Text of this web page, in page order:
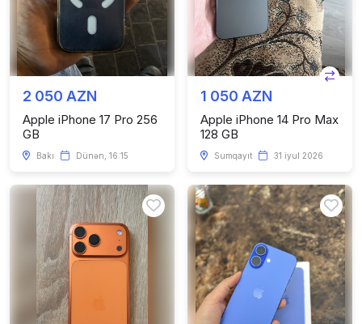
2 050 AZN
Apple iPhone 17 Pro 256
GB
Bakı Dünən, 16:15
1 050 AZN
Apple iPhone 14 Pro Max
128 GB
Sumqayıt 31 iyul 2026